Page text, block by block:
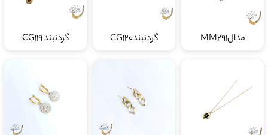
مدالMM291 گردنبندCG120 گردنبند CG119